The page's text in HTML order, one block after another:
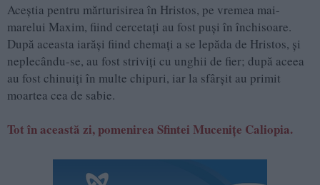
Aceştia pentru mărturisirea în Hristos, pe vremea mai-
marelui Maxim, fiind cercetaţi au fost puşi în închisoare.
După aceasta iarăşi fiind chemaţi a se lepăda de Hristos, şi
neplecându-se, au fost striviţi cu unghii de fier; după aceea
au fost chinuiţi în multe chipuri, iar la sfârşit au primit
moartea cea de sabie.
Tot în această zi, pomenirea Sfintei Muceniţe Caliopia.